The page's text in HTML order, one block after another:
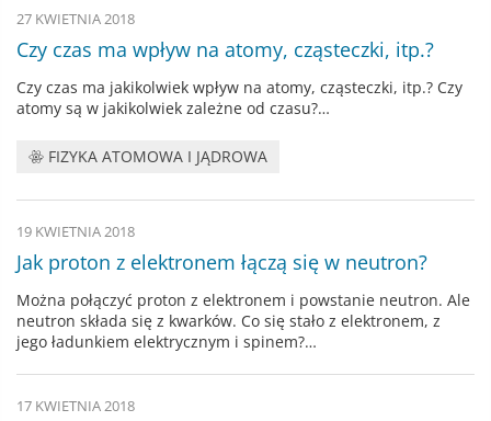
27 KWIETNIA 2018
Czy czas ma wpływ na atomy, cząsteczki, itp.?
Czy czas ma jakikolwiek wpływ na atomy, cząsteczki, itp.? Czy
atomy są w jakikolwiek zależne od czasu?…
FIZYKA ATOMOWA I JĄDROWA
19 KWIETNIA 2018
Jak proton z elektronem łączą się w neutron?
Można połączyć proton z elektronem i powstanie neutron. Ale
neutron składa się z kwarków. Co się stało z elektronem, z
jego ładunkiem elektrycznym i spinem?…
17 KWIETNIA 2018